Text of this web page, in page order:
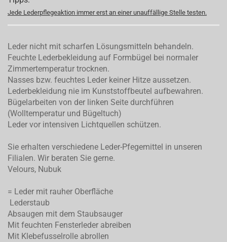
Jede Lederpflegeaktion immer erst an einer unauffällige Stelle testen.
Leder nicht mit scharfen Lösungsmitteln behandeln.
Feuchte Lederbekleidung auf Formbügel bei normaler
Zimmertemperatur trocknen.
Nasses bzw. feuchtes Leder keiner Hitze aussetzen.
Lederbekleidung nie im Kunststoffbeutel aufbewahren.
Bügelarbeiten von der linken Seite durchführen
(Wolltemperatur und Bügeltuch)
Leder vor intensiven Lichtquellen schützen.
Sie erhalten verschiedene Leder-Pfegemittel in unseren
Filialen. Wir beraten Sie gerne.
Velours, Nubuk
= Leder mit rauher Oberfläche
Lederstaub
Absaugen mit dem Staubsauger
Mit feuchten Fensterleder abreiben
Mit Klebefusselrolle abrollen